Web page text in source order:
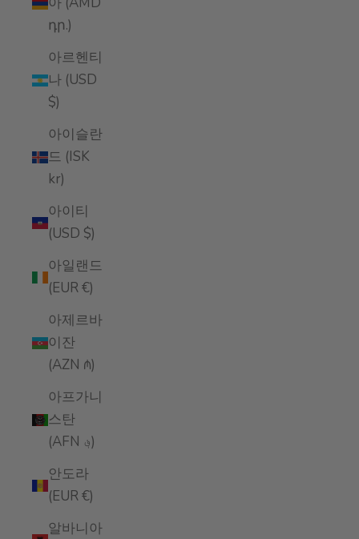
դր.)
아르헨티
나 (USD
$)
아이슬란
드 (ISK
kr)
아이티
(USD $)
아일랜드
(EUR €)
아제르바
이잔
(AZN ₼)
아프가니
스탄
(AFN ؋)
안도라
(EUR €)
알바니아